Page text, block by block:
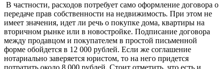
В частности, расходов потребует само оформление договора о
передаче прав собственности на недвижимость. При этом не
имеет значения, идет ли речь о покупке дома, квартиры на
вторичном рынке или в новостройке. Подписание договора
между продавцом и покупателем в простой письменной
форме обойдется в 12 000 рублей. Если же соглашение
нотариально заверяется юристом, то на него придется